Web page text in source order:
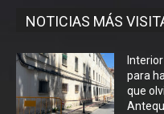
NOTICIAS MÁS
para
que